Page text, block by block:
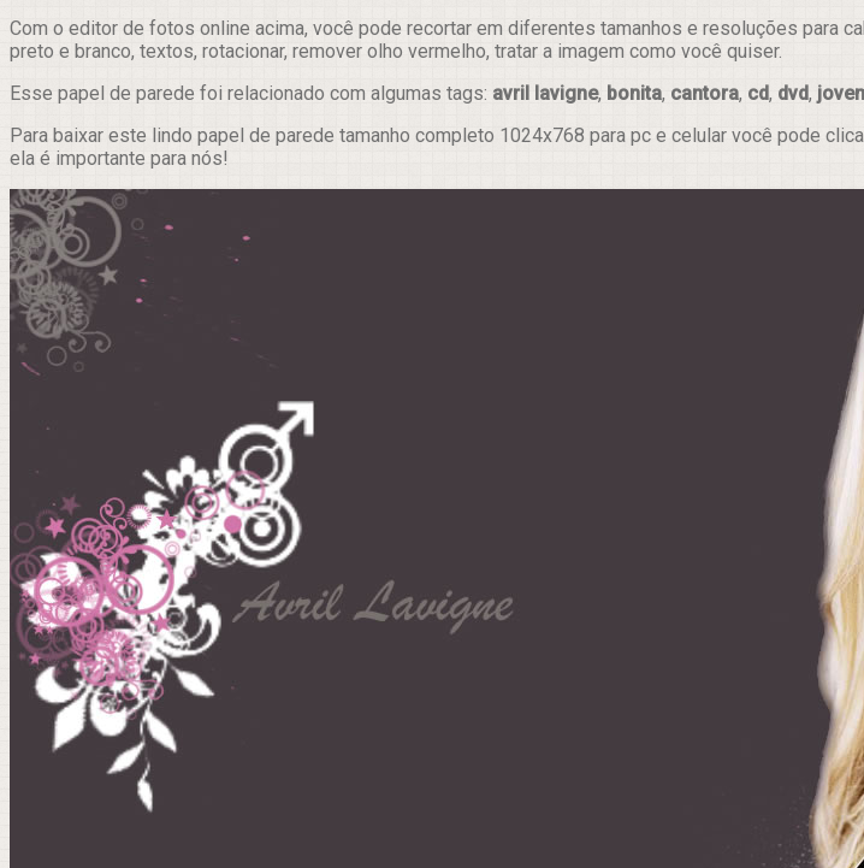
Com o editor de fotos online acima, você pode recortar em diferentes tamanhos e resoluções para
preto e branco, textos, rotacionar, remover olho vermelho, tratar a imagem como você quiser.
Esse papel de parede foi relacionado com algumas tags: avril lavigne, bonita, cantora, cd, dvd,
Para baixar este lindo papel de parede tamanho completo 1024x768 para pc e celular você pode
ela é importante para nós!